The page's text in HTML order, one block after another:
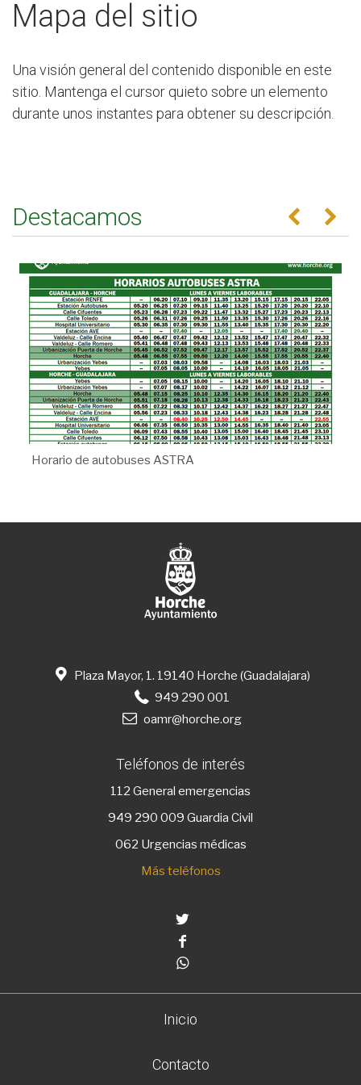
Mapa del sitio
Una visión general del contenido disponible en este
sitio. Mantenga el cursor quieto sobre un elemento
durante unos instantes para obtener su descripción.
Destacamos Anterior
Horario de autobuses ASTRA
Plaza Mayor, 1. 19140 Horche (Guadalajara)
949 290 001
oamr@horche.org
Teléfonos de interés
112 General emergencias
949 290 009 Guardia Civil
062 Urgencias médicas
Más teléfonos
Inicio
Contacto